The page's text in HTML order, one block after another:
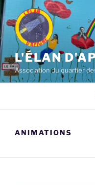
Aller
au
contenu
principal
L'ÉLAN
Association du quartier
ANIMATIONS